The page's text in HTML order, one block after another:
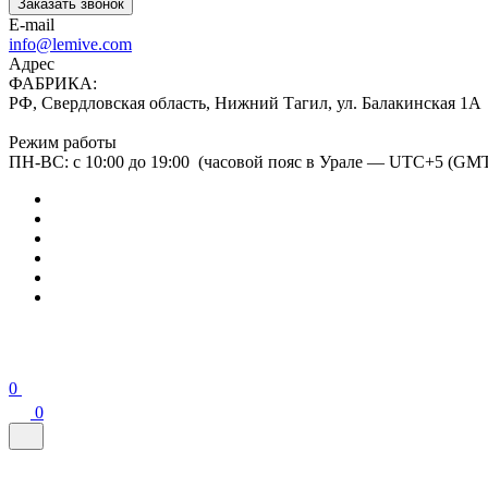
Заказать звонок
E-mail
info@lemive.com
Адрес
ФАБРИКА:
РФ, Свердловская область, Нижний Тагил, ул. Балакинская 1А
Режим работы
ПН-ВС: с 10:00 до 19:00 (часовой пояс в Урале — UTC+5
0
0